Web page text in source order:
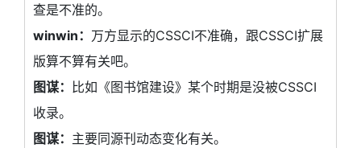
查是不准的。
winwin： 万方显示的CSSCI不准确，跟CSSCI扩展
版算不算有关吧。
图谋： 比如《图书馆建设》某个时期是没被CSSCI
收录。
图谋： 主要同源刊动态变化有关。